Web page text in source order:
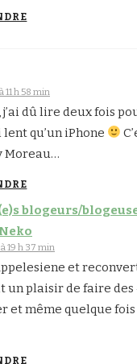
11 h 58 min
j’ai dû lire deux fois
qu’un iPhone
Moreau…
blogeurs/
19 h 37 min
et
un plaisir de faire
et même quelque